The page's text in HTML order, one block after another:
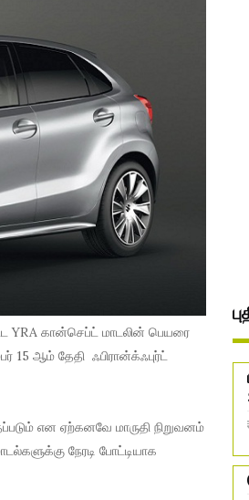
YRA கான்செப்ட் மாடலின் பெயரை
15 ஆம் தேதி ஃபிரான்க்ஃபுர்ட்
என ஏற்கனவே மாருதி நிறுவனம்
நேரடி போட்டியாக